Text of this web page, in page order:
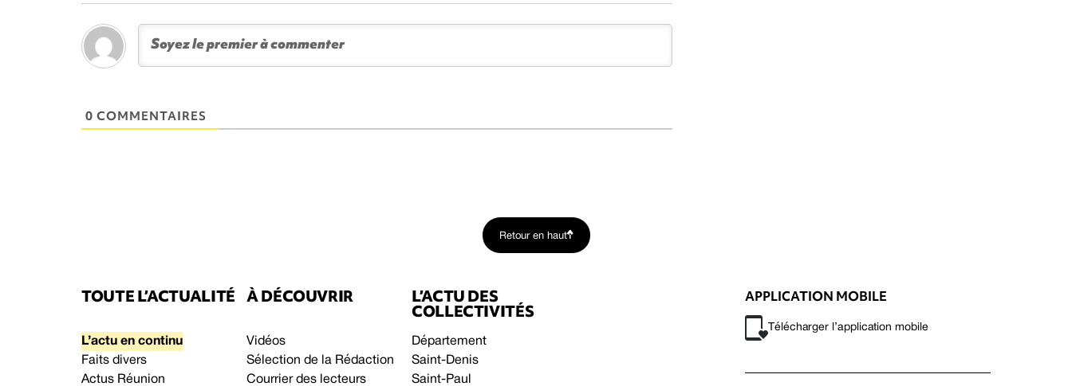
0 COMMENTAIRES
Retour en haut
TOUTE L’ACTUALITÉ
L’actu en continu
Faits divers
Actus Réunion
À DÉCOUVRIR
Vidéos
Sélection de la Rédaction
Courrier des lecteurs
L’ACTU DES
COLLECTIVITÉS
Département
Saint-Denis
Saint-Paul
APPLICATION MOBILE
Télécharger l’application mobile